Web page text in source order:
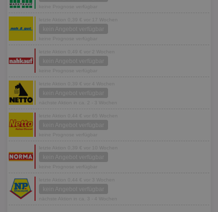
keine Prognose verfügbar
letzte Aktion 0,39 € vor 17 Wochen
kein Angebot verfügbar
keine Prognose verfügbar
letzte Aktion 0,49 € vor 2 Wochen
kein Angebot verfügbar
keine Prognose verfügbar
letzte Aktion 0,39 € vor 4 Wochen
kein Angebot verfügbar
nächste Aktion in ca. 2 - 3 Wochen
letzte Aktion 0,44 € vor 65 Wochen
kein Angebot verfügbar
keine Prognose verfügbar
letzte Aktion 0,39 € vor 10 Wochen
kein Angebot verfügbar
keine Prognose verfügbar
letzte Aktion 0,44 € vor 3 Wochen
kein Angebot verfügbar
nächste Aktion in ca. 3 - 4 Wochen